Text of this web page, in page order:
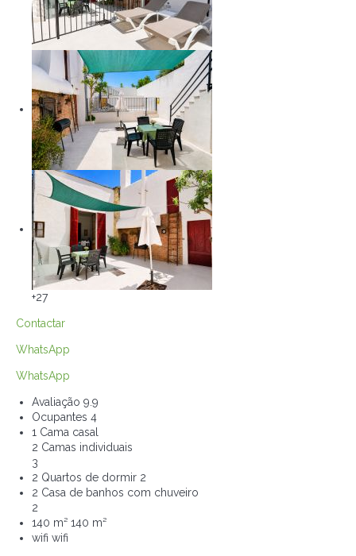
+27
Contactar
WhatsApp
WhatsApp
Avaliação 9.9
Ocupantes 4
1 Cama casal
2 Camas individuais
3
2 Quartos de dormir 2
2 Casa de banhos com chuveiro
2
140 m² 140 m²
wifi wifi